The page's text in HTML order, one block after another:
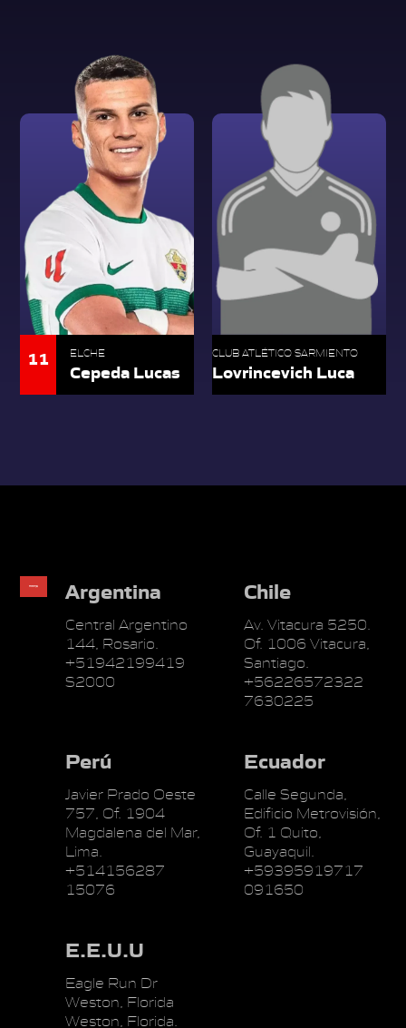
11 ELCHE
Cepeda Lucas
CLUB ATLÉTICO SARMIENTO
Lovrincevich Luca
Argentina
Central Argentino
144, Rosario.
+51942199419
S2000
Chile
Av. Vitacura 5250.
Of. 1006 Vitacura,
Santiago.
+56226572322
7630225
Perú
Javier Prado Oeste
757, Of. 1904
Magdalena del Mar,
Lima.
+514156287
15076
Ecuador
Calle Segunda,
Edificio Metrovisión,
Of. 1 Quito,
Guayaquil.
+59395919717
091650
E.E.U.U
Eagle Run Dr
Weston, Florida
Weston, Florida.